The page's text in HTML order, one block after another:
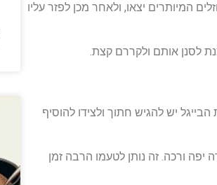
המיותרים יצאו, ולאחר מכן לפזר עליו
לסנן אותם ולקררם קצת.
יש להגיש חתוך ולצידו להוסיף
ורכה. זה נותן לטעמו הרבה זמן